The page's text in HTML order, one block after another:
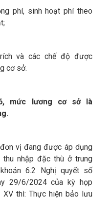
phí, sinh hoạt phí theo
và các chế độ được
cơ sở.
mức lương cơ sở là
vị đang được áp dụng
thu nhập đặc thù ở trung
6.2 Nghị quyết số
29/6/2024 của kỳ họp
thì: Thực hiện bảo lưu